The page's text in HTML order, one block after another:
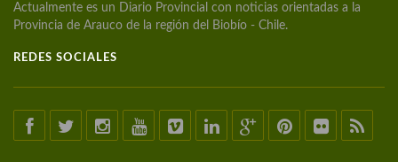
Actualmente es un Diario Provincial con noticias orientadas a la
Provincia de Arauco de la región del Biobío - Chile.
REDES SOCIALES